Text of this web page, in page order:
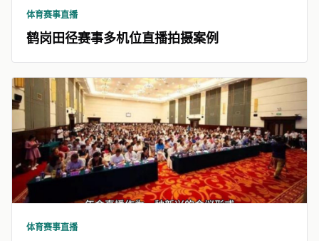
体育赛事直播
鹤岗田径赛事多机位直播拍摄案例
体育赛事直播